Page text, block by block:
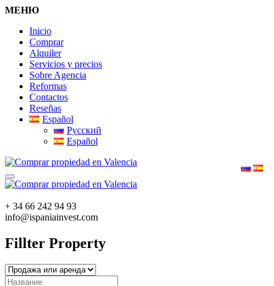
МЕНЮ
Inicio
Comprar
Alquiler
Servicios y precios
Sobre Agencia
Reformas
Contactos
Reseñas
Español
Русский
Español
+ 34 66 242 94 93
info@ispaniainvest.com
Fillter Property